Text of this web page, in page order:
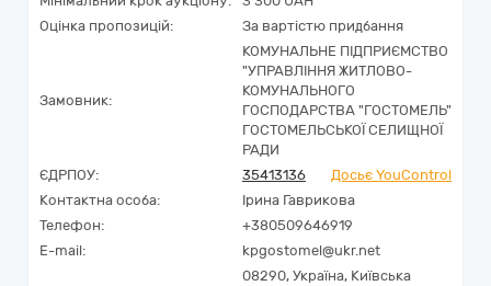
Оцінка пропозицій:
За вартістю придбання
Замовник:
КОМУНАЛЬНЕ ПІДПРИЄМСТВО
"УПРАВЛІННЯ ЖИТЛОВО-
КОМУНАЛЬНОГО
ГОСПОДАРСТВА "ГОСТОМЕЛЬ"
ГОСТОМЕЛЬСЬКОЇ СЕЛИЩНОЇ
РАДИ
ЄДРПОУ:
35413136
Досьє YouControl
Контактна особа:
Ірина Гаврикова
Телефон:
+380509646919
E-mail:
kpgostomel@ukr.net
08290, Україна, Київська